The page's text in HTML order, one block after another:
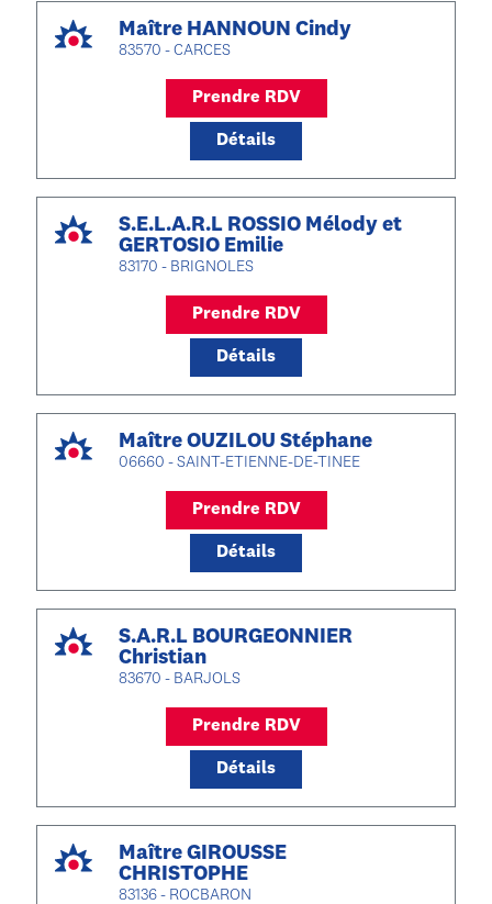
Maître HANNOUN Cindy
83570 - CARCES
Prendre RDV
Détails
S.E.L.A.R.L ROSSIO Mélody et
GERTOSIO Emilie
83170 - BRIGNOLES
Prendre RDV
Détails
Maître OUZILOU Stéphane
06660 - SAINT-ETIENNE-DE-TINEE
Prendre RDV
Détails
S.A.R.L BOURGEONNIER
Christian
83670 - BARJOLS
Prendre RDV
Détails
Maître GIROUSSE
CHRISTOPHE
83136 - ROCBARON